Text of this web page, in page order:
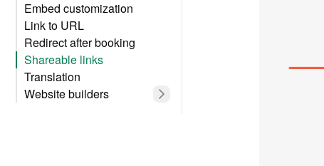
Embed customization
Link to URL
Redirect after booking
Shareable links
Translation
Website builders